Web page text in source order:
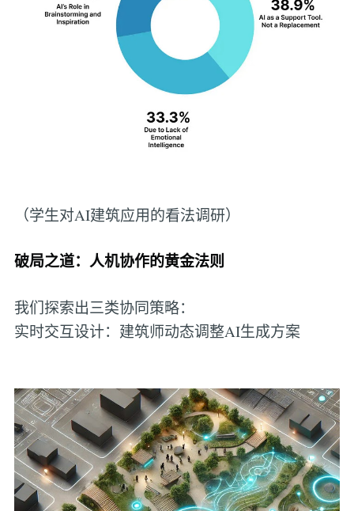
（学生对AI建筑应用的看法调研）
破局之道：人机协作的黄金法则
我们探索出三类协同策略：
实时交互设计：建筑师动态调整AI生成方案